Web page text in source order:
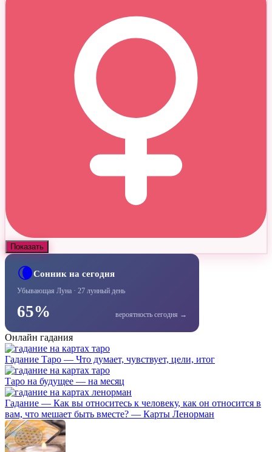
Показать
🌘Сонник на сегодня
Убывающая Луна · 27 лунный день
65% вероятность сегодня →
Онлайн гадания
Гадание Таро — Что думает, чувствует, цели, итог
Таро на будущее — на месяц
Гадание — Как вы относитесь к человеку, как он относится в
вам, что мешает быть вместе? — Карты Ленорман